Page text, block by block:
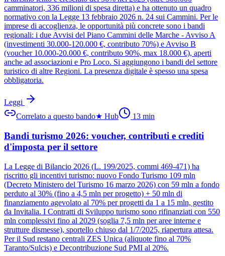
camminatori, 336 milioni di spesa diretta) e ha ottenuto un quadro
normativo con la Legge 13 febbraio 2026 n. 24 sui Cammini. Per le
imprese di accoglienza, le opportunità più concrete sono i bandi
regionali: i due Avvisi del Piano Cammini delle Marche - Avviso A
(investimenti 30.000-120.000 €, contributo 70%) e Avviso B
(voucher 10.000-20.000 €, contributo 90%, max 18.000 €), aperti
anche ad associazioni e Pro Loco. Si aggiungono i bandi del settore
turistico di altre Regioni. La presenza digitale è spesso una spesa
obbligatoria.
Leggi
Correlato a questo bando★ Hub 13 min
Bandi turismo 2026: voucher, contributi e crediti
d'imposta per il settore
La Legge di Bilancio 2026 (L. 199/2025, commi 469-471) ha
riscritto gli incentivi turismo: nuovo Fondo Turismo 109 mln
(Decreto Ministero del Turismo 16 marzo 2026) con 59 mln a fondo
perduto al 30% (fino a 4,5 mln per progetto) + 50 mln di
finanziamento agevolato al 70% per progetti da 1 a 15 mln, gestito
da Invitalia. I Contratti di Sviluppo turismo sono rifinanziati con 550
mln complessivi fino al 2029 (soglia 7,5 mln per aree interne e
strutture dismesse), sportello chiuso dal 1/7/2025, riapertura attesa.
Per il Sud restano centrali ZES Unica (aliquote fino al 70%
Taranto/Sulcis) e Decontribuzione Sud PMI al 20%.